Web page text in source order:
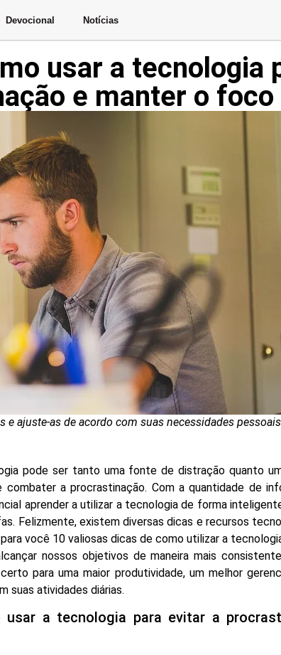
Devocional Notícias
usar a tecnologia
e manter o foco
e ajuste-as de acordo com suas necessidades
pode ser tanto uma fonte de distração quanto
a procrastinação. Com a quantidade de
aprender a utilizar a tecnologia de forma
Felizmente, existem diversas dicas e recursos
você 10 valiosas dicas de como utilizar a
nossos objetivos de maneira mais
para uma maior produtividade, um melhor
suas atividades diárias.
a tecnologia para evitar a